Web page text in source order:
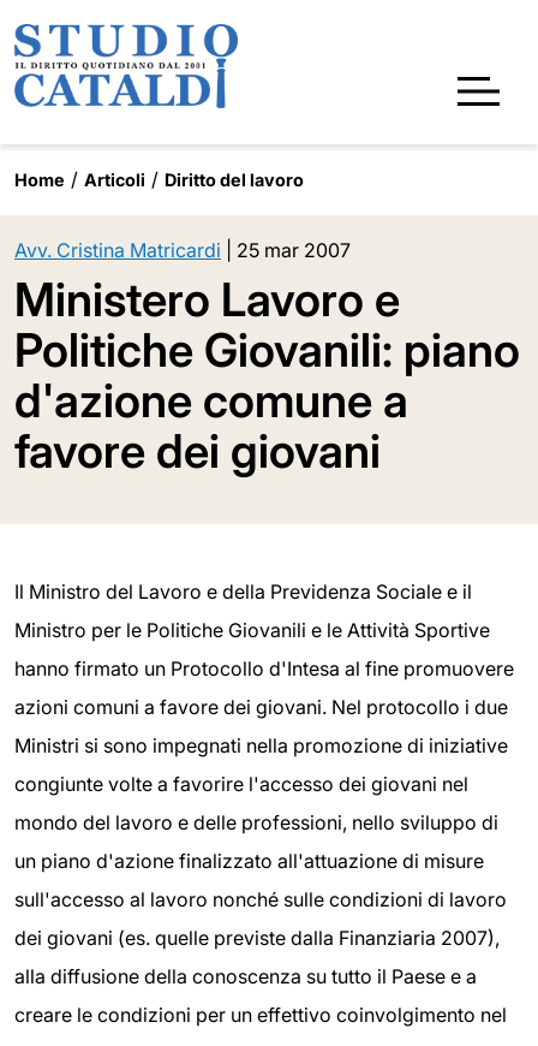
Home Articoli Diritto del lavoro
Avv. Cristina Matricardi 25 mar 2007
Ministero Lavoro e
Politiche Giovanili: piano
d'azione comune a
favore dei giovani
Il Ministro del Lavoro e della Previdenza Sociale e il
Ministro per le Politiche Giovanili e le Attività Sportive
hanno firmato un Protocollo d'Intesa al fine promuovere
azioni comuni a favore dei giovani. Nel protocollo i due
Ministri si sono impegnati nella promozione di iniziative
congiunte volte a favorire l'accesso dei giovani nel
mondo del lavoro e delle professioni, nello sviluppo di
un piano d'azione finalizzato all'attuazione di misure
sull'accesso al lavoro nonché sulle condizioni di lavoro
dei giovani (es. quelle previste dalla Finanziaria 2007),
alla diffusione della conoscenza su tutto il Paese e a
creare le condizioni per un effettivo coinvolgimento nel